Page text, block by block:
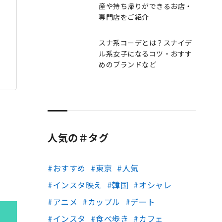
産や持ち帰りができるお店・
専門店をご紹介
スナ系コーデとは？スナイデ
ル系女子になるコツ・おすす
めのブランドなど
人気の＃タグ
おすすめ 東京
人気
インスタ映え
韓国
オシャレ
アニメ
カップル
デート
インスタ
食べ歩き
カフェ